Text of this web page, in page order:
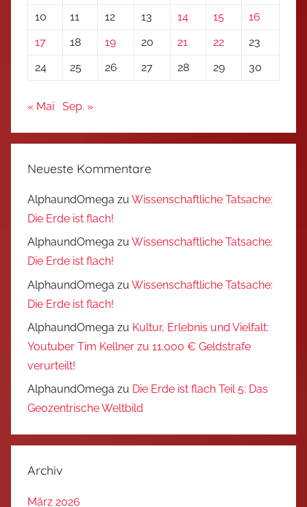
10 11 12 13 14 15
16
17
18 19 20 21 22
23
24
25 26 27 28 29 30
« Mai Sep. »
Neueste Kommentare
AlphaundOmega zu Wissenschaftliche Tatsache:
Die Erde ist flach!
AlphaundOmega zu Wissenschaftliche Tatsache:
Die Erde ist flach!
AlphaundOmega zu Wissenschaftliche Tatsache:
Die Erde ist flach!
AlphaundOmega zu Kultur, Erlebnis und Vielfalt:
Youtuber Tim Kellner zu 11.000 € Geldstrafe
verurteilt!
AlphaundOmega zu Die Erde ist flach Teil 5: Das
Geozentrische Weltbild
Archiv
März 2026